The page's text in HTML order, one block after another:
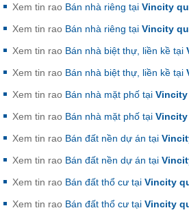
Xem tin rao Bán nhà riêng tại Vincity
Xem tin rao Bán nhà riêng tại Vincity
Xem tin rao Bán nhà biệt thự, liền kề tại
Xem tin rao Bán nhà biệt thự, liền kề tại
Xem tin rao Bán nhà mặt phố tại
Xem tin rao Bán nhà mặt phố tại
Xem tin rao Bán đất nền dự án tại
Xem tin rao Bán đất nền dự án tại
Xem tin rao Bán đất thổ cư tại Vincity
Xem tin rao Bán đất thổ cư tại Vincity